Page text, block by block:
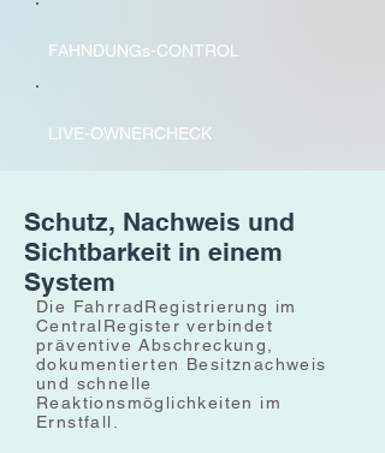
FAHNDUNGs-CONTROL
LIVE-OWNERCHECK
Schutz, Nachweis und
Sichtbarkeit in einem
System
Die FahrradRegistrierung im
CentralRegister verbindet
präventive Abschreckung,
dokumentierten Besitznachweis
und schnelle
Reaktionsmöglichkeiten im
Ernstfall.